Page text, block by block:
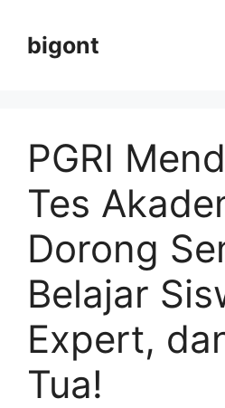
bigont
PGRI
Tes
Dorong
Belajar
Expert,
Tua!